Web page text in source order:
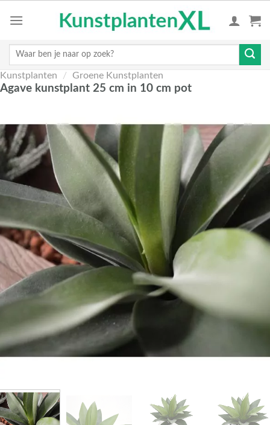
Zoeken
Kunstplanten / Groene Kunstplanten
Agave kunstplant 25 cm in 10 cm pot